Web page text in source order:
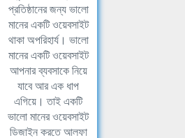
প্রতিষ্ঠানের জন্য ভালো
মানের একটি ওয়েবসাইট
থাকা অপরিহার্য। ভালো
মানের একটি ওয়েবসাইট
আপনার ব্যবসাকে নিয়ে
যাবে আর এক ধাপ
এগিয়ে। তাই একটি
ভালো মানের ওয়েবসাইট
ডিজাইন করতে আলফা